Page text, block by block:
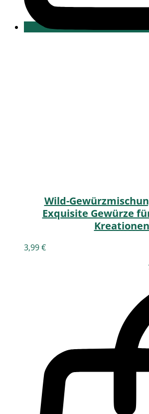
Wild-
Exquisite Gewürze
Kreationen
3,99€